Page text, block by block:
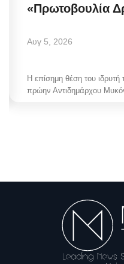
«Πρωτοβουλία
Αυγ 5, 2026
Η επίσημη θέση του
πρώην Αντιδημάρχου